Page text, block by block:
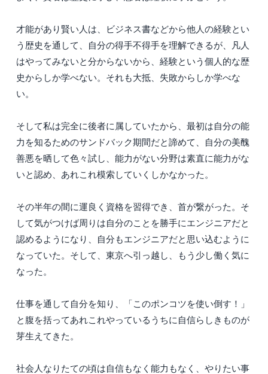
才能があり賢い人は、ビジネス書などから他人の経験とい
う歴史を通して、自分の得手不得手を理解できるが、凡人
はやってみないと分からないから、経験という個人的な歴
史からしか学べない。それも大抵、失敗からしか学べな
い。
そして私は完全に後者に属していたから、最初は自分の能
力を知るためのサンドバック期間だと諦めて、自分の美醜
善悪を晒して色々試し、能力がない分野は素直に能力がな
いと認め、あれこれ模索していくしかなかった。
その半年の間に運良く資格を習得でき、首が繋がった。そ
して気がつけば周りは自分のことを勝手にエンジニアだと
認めるようになり、自分もエンジニアだと思い込むように
なっていた。そして、東京へ引っ越し、もう少し働く気に
なった。
仕事を通して自分を知り、「このポンコツを使い倒す！」
と腹を括ってあれこれやっているうちに自信らしきものが
芽生えてきた。
社会人なりたての頃は自信もなく能力もなく、やりたい事